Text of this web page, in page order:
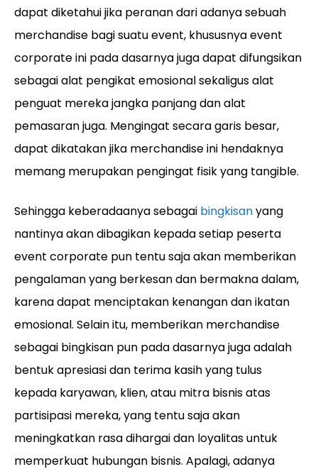
dapat diketahui jika peranan dari adanya sebuah
merchandise bagi suatu event, khususnya event
corporate ini pada dasarnya juga dapat difungsikan
sebagai alat pengikat emosional sekaligus alat
penguat mereka jangka panjang dan alat
pemasaran juga. Mengingat secara garis besar,
dapat dikatakan jika merchandise ini hendaknya
memang merupakan pengingat fisik yang tangible.
Sehingga keberadaanya sebagai bingkisanyang
nantinya akan dibagikan kepada setiap peserta
event corporate pun tentu saja akan memberikan
pengalaman yang berkesan dan bermakna dalam,
karena dapat menciptakan kenangan dan ikatan
emosional. Selain itu, memberikan merchandise
sebagai bingkisan pun pada dasarnya juga adalah
bentuk apresiasi dan terima kasih yang tulus
kepada karyawan, klien, atau mitra bisnis atas
partisipasi mereka, yang tentu saja akan
meningkatkan rasa dihargai dan loyalitas untuk
memperkuat hubungan bisnis. Apalagi, adanya